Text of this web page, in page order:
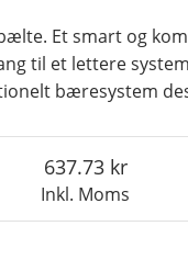
Et smart og
til et lettere
bæresystem
Inkl. Moms
637.73